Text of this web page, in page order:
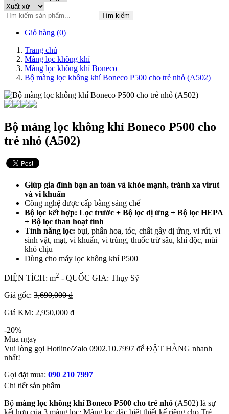
Tìm kiếm
Giỏ hàng (0)
Trang chủ
Màng lọc không khí
Màng lọc không khí Boneco
Bộ màng lọc không khí Boneco P500 cho trẻ nhỏ (A502)
Bộ màng lọc không khí Boneco P500 cho
trẻ nhỏ (A502)
Giúp gia đình bạn an toàn và khỏe mạnh, tránh xa virut
và vi khuẩn
Công nghệ được cấp bằng sáng chế
Bộ lọc kết hợp: Lọc trước + Bộ lọc dị ứng + Bộ lọc HEPA
+ Bộ lọc than hoạt tính
Tính năng lọc: bụi, phấn hoa, tóc, chất gây dị ứng, vi rút, vi
sinh vật, mạt, vi khuẩn, vi trùng, thuốc trừ sâu, khí độc, mùi
khó chịu
Dùng cho máy lọc không khí P500
DIỆN TÍCH: m2 - QUỐC GIA: Thụy Sỹ
Giá gốc: 3,690,000 ₫
Giá KM: 2,950,000 ₫
-20%
Mua ngay
Vui lòng gọi Hotline/Zalo 0902.10.7997 để ĐẶT HÀNG nhanh
nhất!
Gọi đặt mua: 090 210 7997
Chi tiết sản phẩm
Bộ màng lọc không khí Boneco P500 cho trẻ nhỏ (A502) là sự